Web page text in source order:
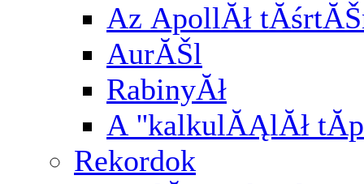
Az ApollĂł
AurĂŠl
RabinyĂł
A ''kalkulĂĄlĂł
Rekordok